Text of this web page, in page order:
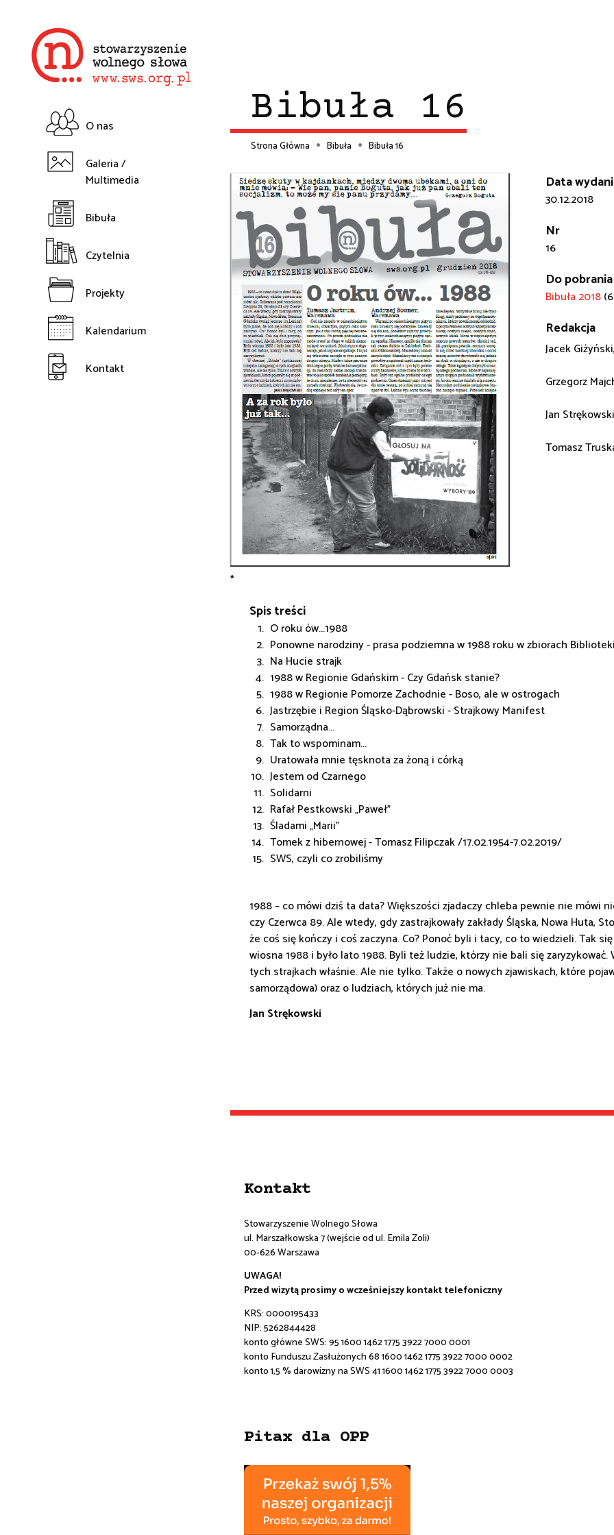
Główna
nawigacja
O nas
Galeria /
Multimedia
Bibuła
Czytelnia
Projekty
Kalendarium
Kontakt
Bibuła 16
Ścieżka
nawigacyjna
Strona Główna Bibuła Bibuła 16
*
Data
30.12.2018
Nr
16
Do pobrania
Bibuła 2018
Redakcja
Jacek Giżyński,
Grzegorz
Jan
Tomasz
Spis treści
O roku ów...1988
Ponowne narodziny - prasa podziemna w 1988 roku w zbiorach
Na Hucie strajk
1988 w Regionie Gdańskim - Czy Gdańsk stanie?
1988 w Regionie Pomorze Zachodnie - Boso, ale w ostrogach
Jastrzębie i Region Śląsko-Dąbrowski - Strajkowy Manifest
Samorządna...
Tak to wspominam...
Uratowała mnie tęsknota za żoną i córką
Jestem od Czarnego
Solidarni
Rafał Pestkowski „Paweł"
Śladami „Marii"
Tomek z hibernowej - Tomasz Filipczak /17.02.1954-7.02.2019/
SWS, czyli co zrobiliśmy
1988 – co mówi dziś ta data? Większości zjadaczy chleba pewnie nie mówi
czy Czerwca 89. Ale wtedy, gdy zastrajkowały zakłady Śląska, Nowa Huta,
że coś się kończy i coś zaczyna. Co? Ponoć byli i tacy, co to wiedzieli. Tak
wiosna 1988 i było lato 1988. Byli też ludzie, którzy nie bali się
tych strajkach właśnie. Ale nie tylko. Także o nowych zjawiskach, które
samorządowa) oraz o ludziach, których już nie ma.
Jan Strękowski
Kontakt
Stowarzyszenie Wolnego Słowa
ul. Marszałkowska 7 (wejście od ul. Emila Zoli)
00-626 Warszawa
UWAGA!
Przed wizytą prosimy o wcześniejszy kontakt telefoniczny
KRS: 0000195433
NIP: 5262844428
konto główne SWS:95 1600 1462 1775 3922 7000 0001
konto Funduszu Zasłużonych 68 1600 1462 1775 3922 7000 0002
konto 1,5 % darowizny na SWS 41 1600 1462 1775 3922 7000 0003
Pitax dla OPP